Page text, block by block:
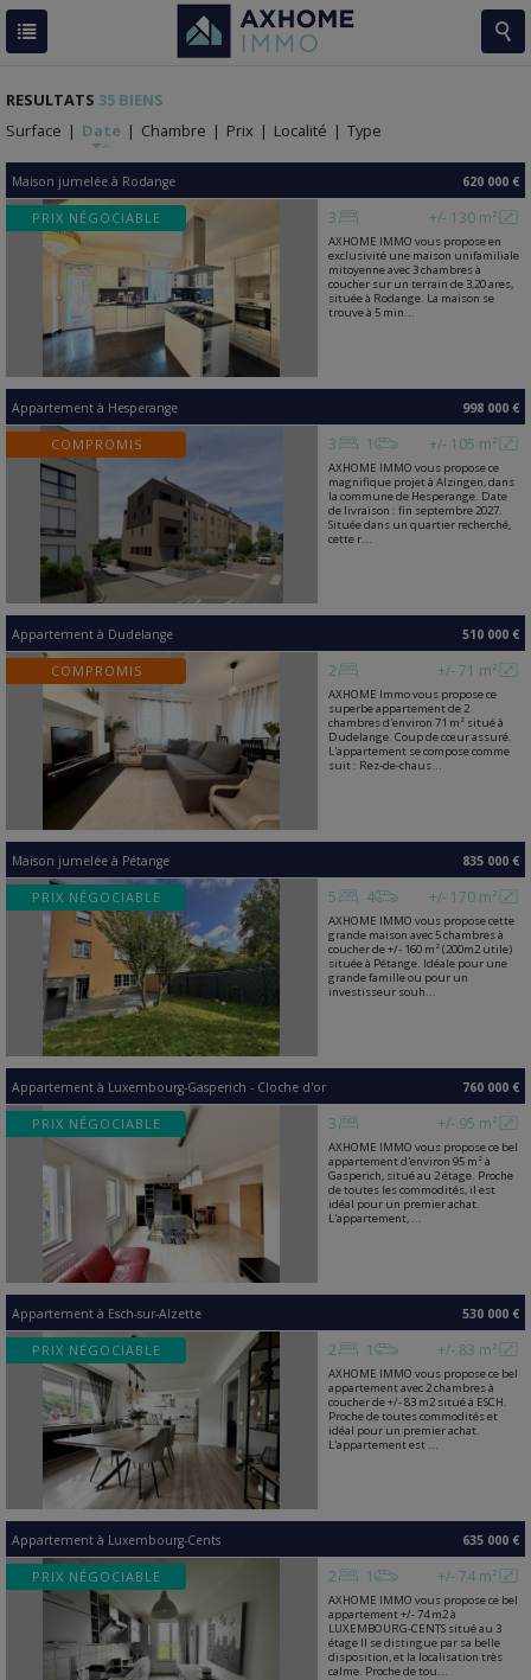
RESULTATS 35 BIENS
Surface | Date | Chambre | Prix | Localité | Type
Maison jumelée à Rodange 620 000 €
PRIX NÉGOCIABLE +/- 130 m²
3
AXHOME IMMO vous propose en
exclusivité une maison unifamiliale
mitoyenne avec 3 chambres à
coucher sur un terrain de 3,20 ares,
située à Rodange. La maison se
trouve à 5 min...
Appartement à Hesperange 998 000 €
COMPROMIS +/- 105 m²
3 1
AXHOME IMMO vous propose ce
magnifique projet à Alzingen, dans
la commune de Hesperange. Date
de livraison : fin septembre 2027.
Située dans un quartier recherché,
cette r...
Appartement à Dudelange 510 000 €
COMPROMIS +/- 71 m²
2
AXHOME Immo vous propose ce
superbe appartement de 2
chambres d'environ 71 m² situé à
Dudelange. Coup de cœur assuré.
L'appartement se compose comme
suit : Rez-de-chaus...
Maison jumelée à Pétange 835 000 €
PRIX NÉGOCIABLE +/- 170 m²
5 4
AXHOME IMMO vous propose cette
grande maison avec 5 chambres à
coucher de +/- 160 m² (200m2 utile)
située à Pétange. Idéale pour une
grande famille ou pour un
investisseur souh...
Appartement à Luxembourg-Gasperich - Cloche d'or 760 000 €
PRIX NÉGOCIABLE +/- 95 m²
3
AXHOME IMMO vous propose ce bel
appartement d'environ 95 m² à
Gasperich, situé au 2 étage. Proche
de toutes les commodités, il est
idéal pour un premier achat.
L'appartement, ...
Appartement à Esch-sur-Alzette 530 000 €
PRIX NÉGOCIABLE +/- 83 m²
2 1
AXHOME IMMO vous propose ce bel
appartement avec 2 chambres à
coucher de +/- 83 m2 situé à ESCH.
Proche de toutes commodités et
idéal pour un premier achat.
L'appartement est ...
Appartement à Luxembourg-Cents 635 000 €
PRIX NÉGOCIABLE +/- 74 m²
2 1
AXHOME IMMO vous propose ce bel
appartement +/- 74 m2 à
LUXEMBOURG-CENTS situé au 3
étage Il se distingue par sa belle
disposition, et la localisation très
calme. Proche de tou...